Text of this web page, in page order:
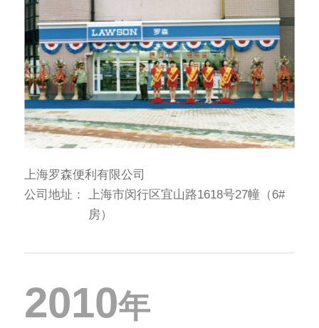
上海罗森便利有限公司
公司地址：
上海市闵行区宜山路1618号27幢（6#
房）
2010年